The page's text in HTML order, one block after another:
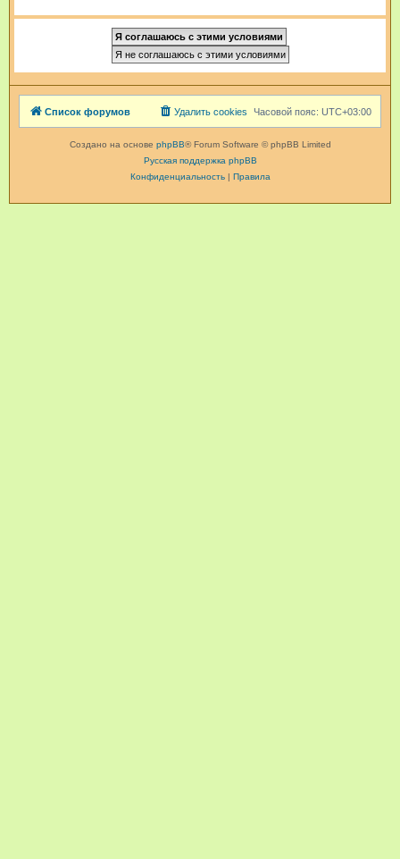
Список форумов Часовой пояс: UTC+03:00
Удалить cookies
Создано на основе phpBB® Forum Software © phpBB Limited
Русская поддержка phpBB
Конфиденциальность| Правила